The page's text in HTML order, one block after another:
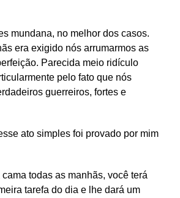
mundana, no melhor dos casos.
era exigido nós arrumarmos as
Parecida meio ridículo
pelo fato que nós
guerreiros, fortes e
ato simples foi provado por mim
todas as manhãs, você terá
tarefa do dia e lhe dará um